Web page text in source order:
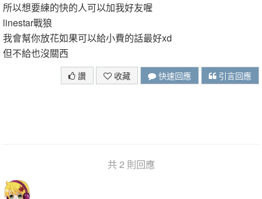
所以想要練的快的人可以加我好友喔
linestar戰狼
我會幫你放花如果可以給小費的話最好xd
但不給也沒關西
讚 收藏 快速回應 引言回應
共 2 則回應